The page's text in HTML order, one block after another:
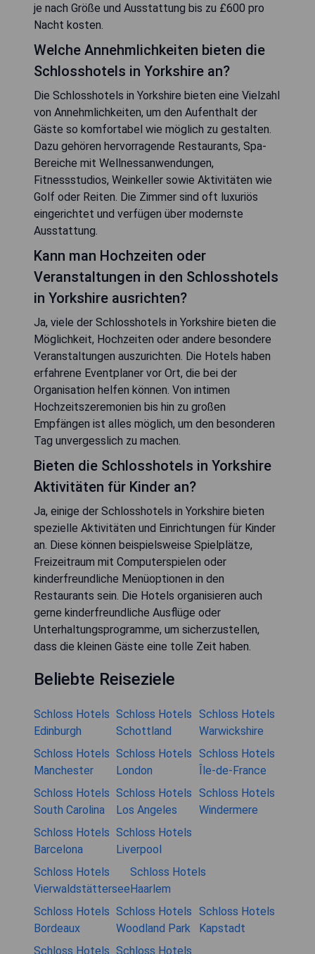
je nach Größe und Ausstattung bis zu £600 pro
Nacht kosten.
Welche Annehmlichkeiten bieten die
Schlosshotels in Yorkshire an?
Die Schlosshotels in Yorkshire bieten eine Vielzahl
von Annehmlichkeiten, um den Aufenthalt der
Gäste so komfortabel wie möglich zu gestalten.
Dazu gehören hervorragende Restaurants, Spa-
Bereiche mit Wellnessanwendungen,
Fitnessstudios, Weinkeller sowie Aktivitäten wie
Golf oder Reiten. Die Zimmer sind oft luxuriös
eingerichtet und verfügen über modernste
Ausstattung.
Kann man Hochzeiten oder
Veranstaltungen in den Schlosshotels
in Yorkshire ausrichten?
Ja, viele der Schlosshotels in Yorkshire bieten die
Möglichkeit, Hochzeiten oder andere besondere
Veranstaltungen auszurichten. Die Hotels haben
erfahrene Eventplaner vor Ort, die bei der
Organisation helfen können. Von intimen
Hochzeitszeremonien bis hin zu großen
Empfängen ist alles möglich, um den besonderen
Tag unvergesslich zu machen.
Bieten die Schlosshotels in Yorkshire
Aktivitäten für Kinder an?
Ja, einige der Schlosshotels in Yorkshire bieten
spezielle Aktivitäten und Einrichtungen für Kinder
an. Diese können beispielsweise Spielplätze,
Freizeitraum mit Computerspielen oder
kinderfreundliche Menüoptionen in den
Restaurants sein. Die Hotels organisieren auch
gerne kinderfreundliche Ausflüge oder
Unterhaltungsprogramme, um sicherzustellen,
dass die kleinen Gäste eine tolle Zeit haben.
Beliebte Reiseziele
Schloss Hotels
Edinburgh
Schloss Hotels
Schottland
Schloss Hotels
Warwickshire
Schloss Hotels
Manchester
Schloss Hotels
London
Schloss Hotels
Île-de-France
Schloss Hotels
South Carolina
Schloss Hotels
Los Angeles
Schloss Hotels
Windermere
Schloss Hotels
Barcelona
Schloss Hotels
Liverpool
Schloss Hotels
Vierwaldstättersee
Schloss Hotels
Haarlem
Schloss Hotels
Bordeaux
Schloss Hotels
Woodland Park
Schloss Hotels
Kapstadt
Schloss Hotels Schloss Hotels